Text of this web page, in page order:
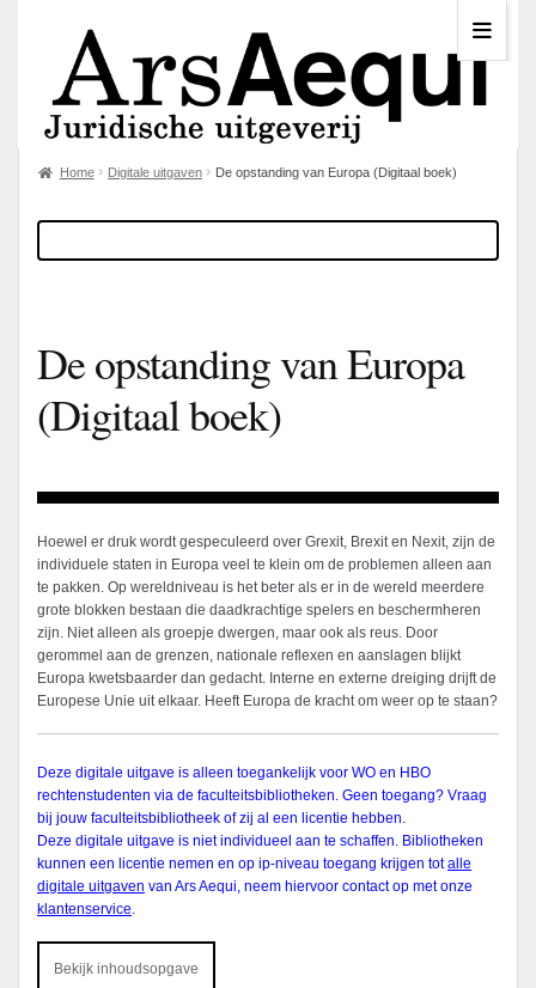
Home Digitale uitgaven De opstanding van Europa (Digitaal boek)
De opstanding van Europa
(Digitaal boek)
Hoewel er druk wordt gespeculeerd over Grexit, Brexit en Nexit, zijn de
individuele staten in Europa veel te klein om de problemen alleen aan
te pakken. Op wereldniveau is het beter als er in de wereld meerdere
grote blokken bestaan die daadkrachtige spelers en beschermheren
zijn. Niet alleen als groepje dwergen, maar ook als reus. Door
gerommel aan de grenzen, nationale reflexen en aanslagen blijkt
Europa kwetsbaarder dan gedacht. Interne en externe dreiging drijft de
Europese Unie uit elkaar. Heeft Europa de kracht om weer op te staan?
Deze digitale uitgave is alleen toegankelijk voor WO en HBO
rechtenstudenten via de faculteitsbibliotheken. Geen toegang? Vraag
bij jouw faculteitsbibliotheek of zij al een licentie hebben.
Deze digitale uitgave is niet individueel aan te schaffen. Bibliotheken
kunnen een licentie nemen en op ip-niveau toegang krijgen totalle
digitale uitgaven van Ars Aequi, neem hiervoor contact op met onze
klantenservice.
Bekijk inhoudsopgave